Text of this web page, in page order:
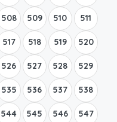
508 509 510 511
517 518 519 520
526 527 528 529
535 536 537 538
544 545 546 547